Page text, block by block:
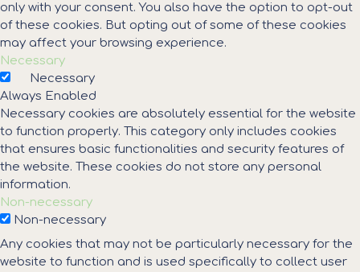
only with your consent. You also have the option to opt-out
of these cookies. But opting out of some of these cookies
may affect your browsing experience.
Necessary
Necessary
Always Enabled
Necessary cookies are absolutely essential for the website
to function properly. This category only includes cookies
that ensures basic functionalities and security features of
the website. These cookies do not store any personal
information.
Non-necessary
Non-necessary
Any cookies that may not be particularly necessary for the
website to function and is used specifically to collect user